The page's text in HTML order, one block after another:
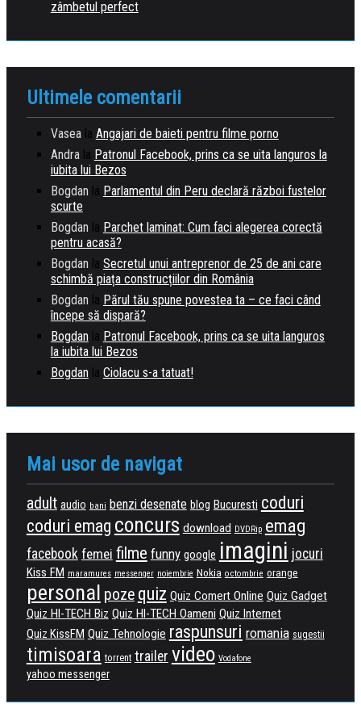
zâmbetul perfect
Ultimele comentarii
Vaseala Angajari de baieti pentru filme porno
Andrala Patronul Facebook, prins ca se uita languros la
iubita lui Bezos
Bogdan la Parlamentul din Peru declară război fustelor
scurte
Bogdan la Parchet laminat: Cum faci alegerea corectă
pentru acasă?
Bogdan la Secretul unui antreprenor de 25 de ani care
schimbă piața construcțiilor din România
Bogdan la Părul tău spune povestea ta – ce faci când
începe să dispară?
Bogdan la Patronul Facebook, prins ca se uita languros
la iubita lui Bezos
Bogdan la Ciolacu s-a tatuat!
Mai usor de navigat
adult audio bani benzi desenate blog Bucuresti coduri
coduri emag concurs download DVDRip emag
facebook femei filme funny google imagini jocuri
Kiss FM maramures messenger noiembrie Nokia octombrie orange
personal poze quiz Quiz Comert Online Quiz Gadget
Quiz HI-TECH Biz Quiz HI-TECH Oameni Quiz Internet
Quiz KissFM Quiz Tehnologie raspunsuri romania sugestii
timisoara torrent trailer video Vodafone
yahoo messenger